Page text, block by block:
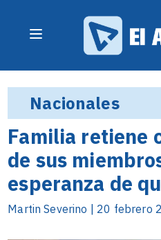
Nacionales
Familia retiene
de sus
esperanza de
Martin Severino | 20 febrero